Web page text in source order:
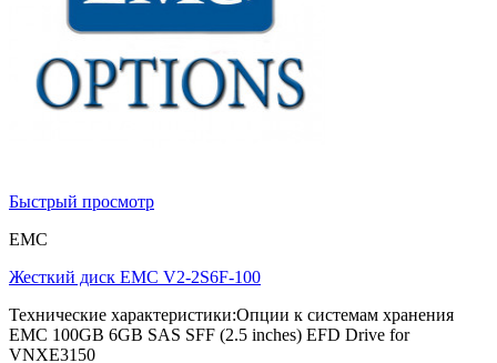
Быстрый просмотр
EMC
Жесткий диск EMC V2-2S6F-100
Технические характеристики:Опции к системам хранения
EMC 100GB 6GB SAS SFF (2.5 inches) EFD Drive for
VNXE3150